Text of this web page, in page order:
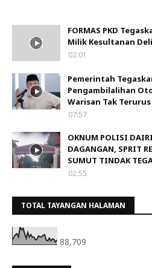
FORMAS PKD
Milik Kesultanan
02:01
Pemerintah
Pengambilalihan
Warisan Tak Terurus
07:57
OKNUM POLISI
DAGANGAN, SPRIT
SUMUT TINDAK
02:55
TOTAL TAYANGAN HALAMAN
88,709